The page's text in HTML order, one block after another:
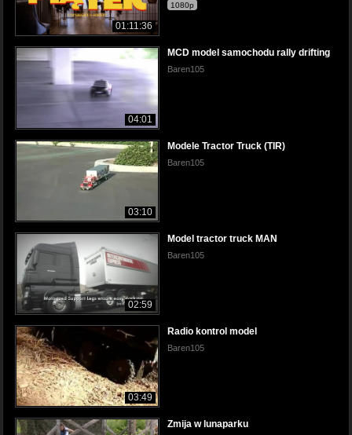
01:11:36
1080p
04:01
MCD model samochodu rally drifting
Baren105
03:10
Modele Tractor Truck (TIR)
Baren105
02:59
Model tractor truck MAN
Baren105
03:49
Radio kontrol model
Baren105
Zmija w lunaparku